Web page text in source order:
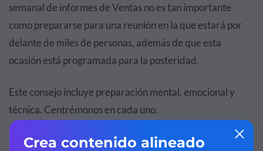
semanal de informes de Ventas no es tan importante
como prepararse para una reunión en la que estará por
delante de miles de personas, además de que esta
ocasión está programada para la posteridad.
Este consejo incluye preparación mental, emocional y
técnica. Centrémonos en cada uno.